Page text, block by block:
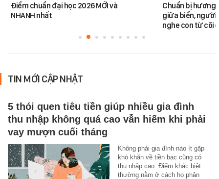
Điểm chuẩn đại học 2026 MỚI và
NHANH nhất
Chuẩn bị hương
giữa biển,
nghe con từ cõi
TIN MỚI CẬP NHẬT
5 thói quen tiêu tiền giúp nhiều gia đình
thu nhập không quá cao vẫn hiếm khi phải
vay mượn cuối tháng
Không phải gia đình nào ít gặp
khó khăn về tiền bạc cũng có
thu nhập cao. Điểm khác biệt
thường nằm ở cách họ phân